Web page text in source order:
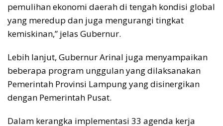
pemulihan ekonomi daerah di tengah kondisi global
yang meredup dan juga mengurangi tingkat
kemiskinan,” jelas Gubernur.
Lebih lanjut, Gubernur Arinal juga menyampaikan
beberapa program unggulan yang dilaksanakan
Pemerintah Provinsi Lampung yang disinergikan
dengan Pemerintah Pusat.
Dalam kerangka implementasi 33 agenda kerja